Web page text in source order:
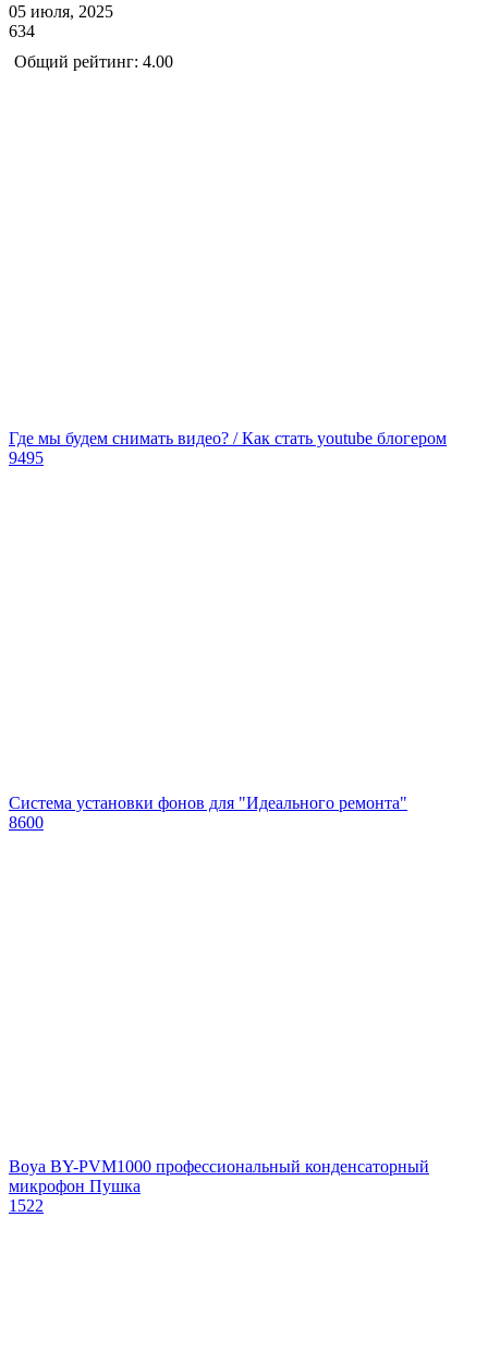
05 июля, 2025
634
Общий рейтинг: 4.00
Где мы будем снимать видео? / Как стать youtube блогером
9495
Система установки фонов для "Идеального ремонта"
8600
Boya BY-PVM1000 профессиональный конденсаторный
микрофон Пушка
1522